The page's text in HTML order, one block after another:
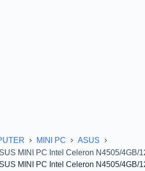
MINI PC
ASUS
MINI PC Intel Celeron N4505/
MINI PC Intel Celeron N4505/